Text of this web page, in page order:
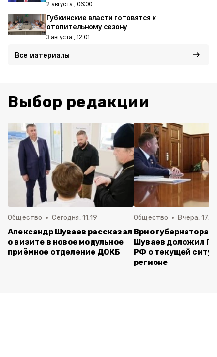
2 августа , 06:00
Губкинские власти готовятся к
отопительному сезону
3 августа , 12:01
Все материалы
Выбор редакции
Общество Сегодня, 11:19
Александр Шуваев рассказал
о визите в новое модульное
приёмное отделение ДОКБ
Общество Вчера,
Врио губернатора
Шуваев доложил
РФ о текущей
регионе